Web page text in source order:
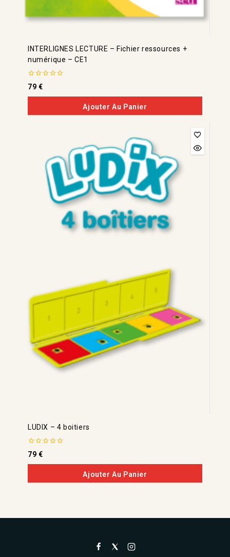
INTERLIGNES LECTURE – Fichier ressources +
numérique – CE1
0
de
5
79 €
Ajouter Au Panier
LUDIX – 4 boitiers
0
de
5
79 €
Ajouter Au Panier